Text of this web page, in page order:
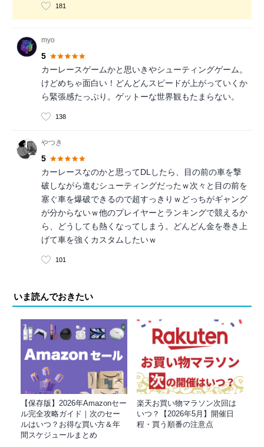
181
myo
5
カーレースゲームかと思いきやシューティングゲーム。
けどめちゃ面白い！どんどんスピードが上がっていくか
ら緊張感たっぷり。ゲットーな世界観もたまらない。
138
やつき
5
カーレースなのかと思ってDLしたら、目の前の車を撃
破しながら進むシューティングだったｗ次々と目の前を
塞ぐ車を爆破できるので超すっきりｗどっちがギャング
が分からないｗ他のプレイヤーとランキングで競えるか
ら、どうしても熱くなってしまう。どんどん金を巻き上
げて車を強くカスタムしたいｗ
101
いま読んでおきたい
【保存版】2026年Amazonセー
ル完全攻略ガイド｜次のセー
ルはいつ？お得な買い方＆年
間スケジュールまとめ
楽天お買い物マラソン次回は
いつ？【2026年5月】開催日
程・買う順番の注意点